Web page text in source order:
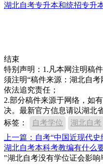
湖北自考专升本和统招专升
结束
特别声明：1.凡本网注明稿
须注明“稿件来源：湖北自考
依法追究责任；
2.部分稿件来源于网络，如
决。最新官方信息请以湖北
标签：
自考学位
湖北自考
上一篇：自考“中国近现代
湖北自考本科考教编有什么
"湖北自考没有学位证会影